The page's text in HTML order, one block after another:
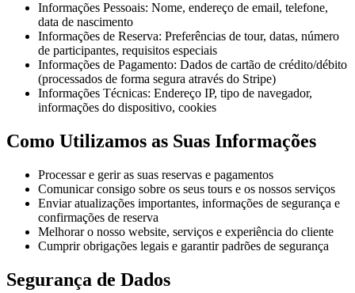
Informações Pessoais: Nome, endereço de email, telefone,
data de nascimento
Informações de Reserva: Preferências de tour, datas, número
de participantes, requisitos especiais
Informações de Pagamento: Dados de cartão de crédito/débito
(processados de forma segura através do Stripe)
Informações Técnicas: Endereço IP, tipo de navegador,
informações do dispositivo, cookies
Como Utilizamos as Suas Informações
Processar e gerir as suas reservas e pagamentos
Comunicar consigo sobre os seus tours e os nossos serviços
Enviar atualizações importantes, informações de segurança e
confirmações de reserva
Melhorar o nosso website, serviços e experiência do cliente
Cumprir obrigações legais e garantir padrões de segurança
Segurança de Dados